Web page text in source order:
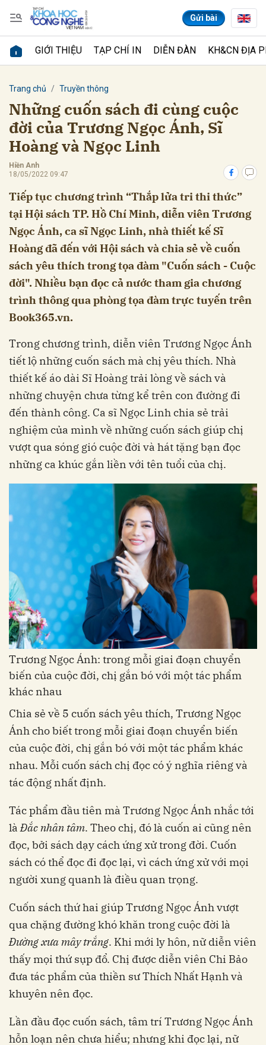
Gửi bài
GIỚI THIỆU TẠP CHÍ IN DIỄN ĐÀN KH&CN ĐỊA
Trang chủ Truyền thông
Những cuốn sách đi cùng cuộc
đời của Trương Ngọc Ánh, Sĩ
Hoàng và Ngọc Linh
Hiền Anh
18/05/2022 09:47
Tiếp tục chương trình “Thắp lửa tri thi thức”
tại Hội sách TP. Hồ Chí Minh, diễn viên Trương
Ngọc Ánh, ca sĩ Ngọc Linh, nhà thiết kế Sĩ
Hoàng đã đến với Hội sách và chia sẻ về cuốn
sách yêu thích trong tọa đàm "Cuốn sách - Cuộc
đời". Nhiều bạn đọc cả nước tham gia chương
trình thông qua phòng tọa đàm trực tuyến trên
Book365.vn.
Trong chương trình, diễn viên Trương Ngọc Ánh
tiết lộ những cuốn sách mà chị yêu thích. Nhà
thiết kế áo dài Sĩ Hoàng trải lòng về sách và
những chuyện chưa từng kể trên con đường đi
đến thành công. Ca sĩ Ngọc Linh chia sẻ trải
nghiệm của mình về những cuốn sách giúp chị
vượt qua sóng gió cuộc đời và hát tặng bạn đọc
những ca khúc gắn liền với tên tuổi của chị.
Trương Ngọc Ánh: trong mỗi giai đoạn chuyển
biến của cuộc đời, chị gắn bó với một tác phẩm
khác nhau
Chia sẻ về 5 cuốn sách yêu thích, Trương Ngọc
Ánh cho biết trong mỗi giai đoạn chuyển biến
của cuộc đời, chị gắn bó với một tác phẩm khác
nhau. Mỗi cuốn sách chị đọc có ý nghĩa riêng và
tác động nhất định.
Tác phẩm đầu tiên mà Trương Ngọc Ánh nhắc tới
làĐắc nhân tâm. Theo chị, đó là cuốn ai cũng nên
đọc, bởi sách dạy cách ứng xử trong đời. Cuốn
sách có thể đọc đi đọc lại, vì cách ứng xử với mọi
người xung quanh là điều quan trọng.
Cuốn sách thứ hai giúp Trương Ngọc Ánh vượt
qua chặng đường khó khăn trong cuộc đời là
Đường xưa mây trắng. Khi mới ly hôn, nữ diễn viên
thấy mọi thứ sụp đổ. Chị được diễn viên Chi Bảo
đưa tác phẩm của thiền sư Thích Nhất Hạnh và
khuyên nên đọc.
Lần đầu đọc cuốn sách, tâm trí Trương Ngọc Ánh
hỗn loạn nên chưa hiểu; nhưng khi đọc lại, nữ
Gửi bình luận
Hủy Gửi